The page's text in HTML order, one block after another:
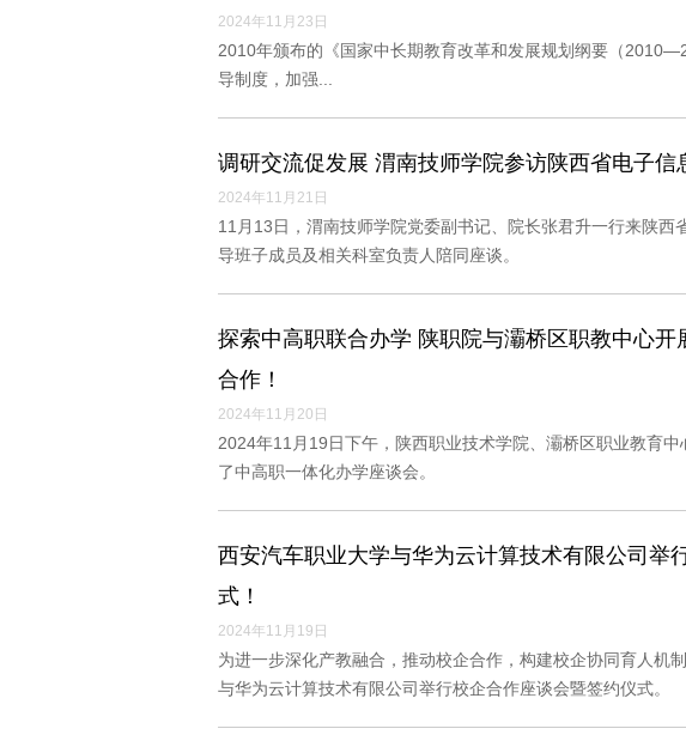
2024年11月23日
2010年颁布的《国家中长期教育改革和发展规划纲要（
导制度，加强...
调研交流促发展 渭南技师学院参访陕西省电子信
2024年11月21日
11月13日，渭南技师学院党委副书记、院长张君升一行来陕西
导班子成员及相关科室负责人陪同座谈。
探索中高职联合办学 陕职院与灞桥区职教中心开
合作！
2024年11月20日
2024年11月19日下午，陕西职业技术学院、灞桥区职业教育
了中高职一体化办学座谈会。
西安汽车职业大学与华为云计算技术有限公司举
式！
2024年11月19日
为进一步深化产教融合，推动校企合作，构建校企协同育人机
与华为云计算技术有限公司举行校企合作座谈会暨签约仪式。